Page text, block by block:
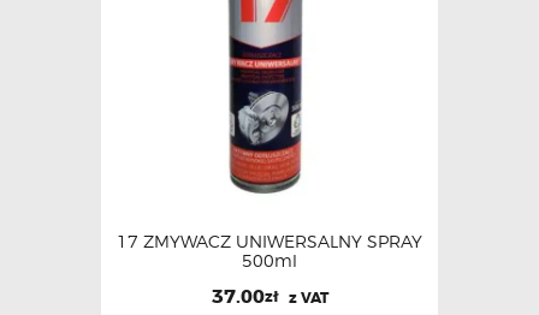
17 ZMYWACZ UNIWERSALNY SPRAY
500ml
37.00zł z VAT